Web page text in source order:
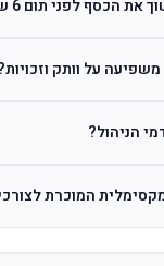
עוקבת אחרי מדד
הכסף לפני תום 6 שנים?
לאחר 6 שנים ניתן למשוך פטור
על וותק
להיספר מיום ההפקדה
הניהול?
הצטרפות.המוכרת